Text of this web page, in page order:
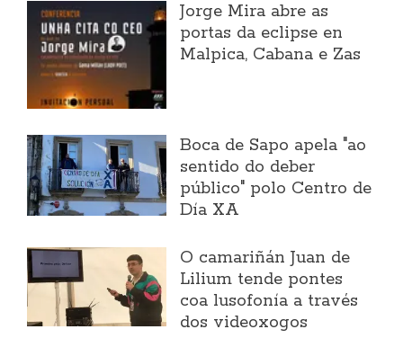
Jorge Mira abre as
portas da eclipse en
Malpica, Cabana e Zas
Boca de Sapo apela "ao
sentido do deber
público" polo Centro de
Día XA
O camariñán Juan de
Lilium tende pontes
coa lusofonía a través
dos videoxogos